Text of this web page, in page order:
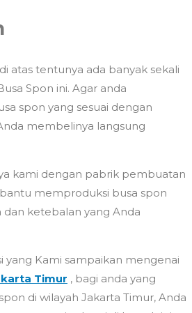
atas tentunya ada banyak sekali
Spon ini. Agar anda
spon yang sesuai dengan
membelinya langsung
kami dengan pabrik pembuatan
memproduksi busa spon
dan ketebalan yang Anda
yang Kami sampaikan mengenai
Timur , bagi anda yang
di wilayah Jakarta Timur, Anda